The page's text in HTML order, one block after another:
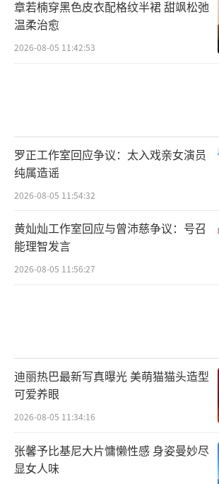
章若楠穿黑色皮衣配格纹半裙 甜飒松弛
温柔治愈
2026-08-05 11:42:53
罗正工作室回应争议：太入戏亲女演员
纯属造谣
2026-08-05 11:54:32
黄灿灿工作室回应与曾沛慈争议：号召
能理智发言
2026-08-05 11:56:27
迪丽热巴最新写真曝光 美萌猫猫头造型
可爱养眼
2026-08-05 11:34:16
张馨予比基尼大片慵懒性感 身姿曼妙尽
显女人味